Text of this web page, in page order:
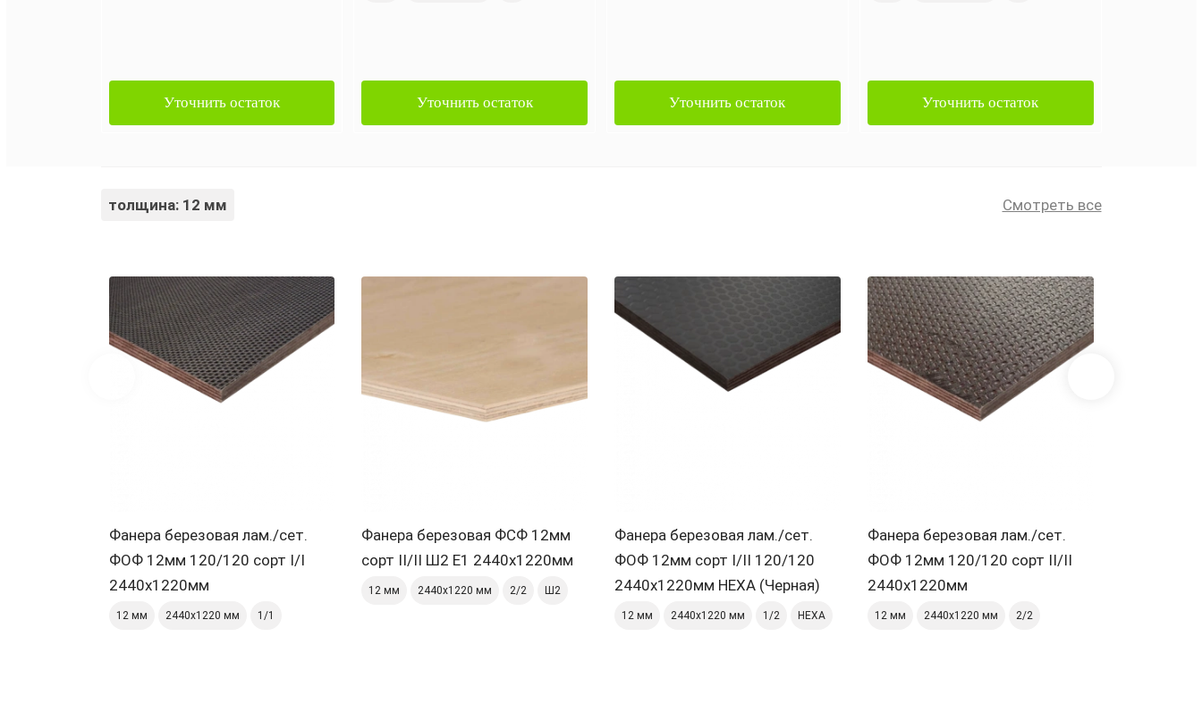
Уточнить остаток Уточнить остаток Уточнить остаток Уточнить остаток
толщина: 12 мм Смотреть все
Фанера березовая лам./сет.
ФОФ 12мм 120/120 сорт I/I
2440х1220мм
12 мм 2440х1220 мм 1/1
Фанера березовая ФСФ 12мм
сорт II/II Ш2 Е1 2440х1220мм
12 мм 2440х1220 мм 2/2 Ш2
Фанера березовая лам./сет.
ФОФ 12мм сорт I/II 120/120
2440х1220мм HEXA (Черная)
12 мм 2440х1220 мм 1/2 HEXA
Фанера березовая лам./сет.
ФОФ 12мм 120/120 сорт II/II
2440х1220мм
12 мм 2440х1220 мм 2/2